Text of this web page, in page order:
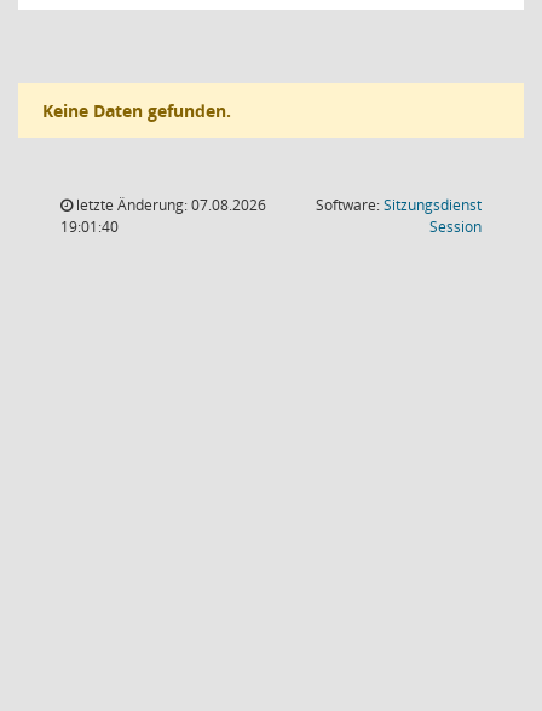
Keine Daten gefunden.
letzte Änderung: 07.08.2026
19:01:40
Software:Sitzungsdienst
Session(Wird in